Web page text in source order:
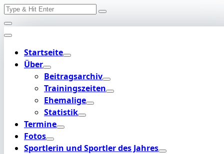
Skip
to
content
Search
Startseite
Über
Beitragsarchiv
Trainingszeiten
Ehemalige
Statistik
Termine
Fotos
Sportlerin und Sportler des Jahres